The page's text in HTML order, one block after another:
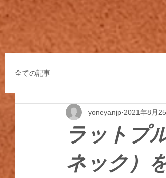
全ての記事
ラットプ
ネック）
yoneyanjp 2021年8月